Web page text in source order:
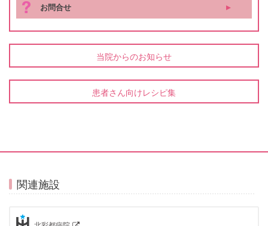
お問合せ
当院からのお知らせ
患者さん向けレシピ集
関連施設